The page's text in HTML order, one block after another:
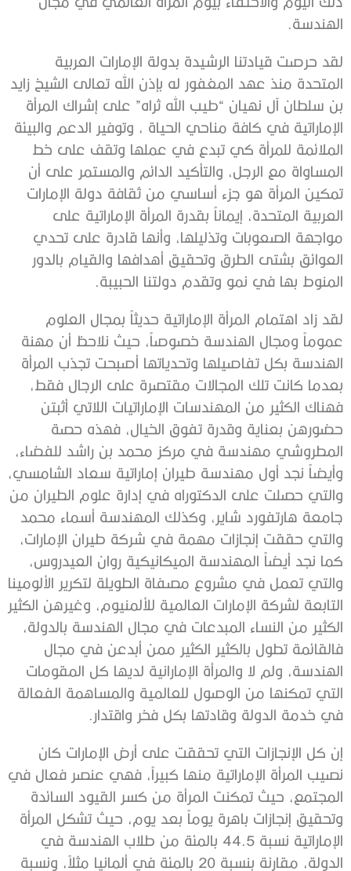
الهندسة.
لقد حرصت قيادتنا الرشيدة بدولة الإمارات العربية
المتحدة منذ عهد المغفور له بإذن الله تعالى الشيخ زايد
بن سلطان آل نهيان “طيب الله ثراه” على إشراك المرأة
الإماراتية في كافة مناحي الحياة ، وتوفير الدعم والبيئة
الملائمة للمرأة كي تبدع في عملها وتقف على خط
المساواة مع الرجل، والتأكيد الدائم والمستمر على أن
تمكين المرأة هو جزء أساسي من ثقافة دولة الإمارات
العربية المتحدة، إيماناً بقدرة المرأة الإماراتية على
مواجهة الصعوبات وتذليلها، وأنها قادرة على تحدي
العوائق بشتى الطرق وتحقيق أهدافها والقيام بالدور
المنوط بها في نمو وتقدم دولتنا الحبيبة.
لقد زاد اهتمام المرأة الإماراتية حديثاً بمجال العلوم
عموماً ومجال الهندسة خصوصاً، حيث نلاحظ أن مهنة
الهندسة بكل تفاصيلها وتحدياتها أصبحت تجذب المرأة
بعدما كانت تلك المجالات مقتصرة على الرجال فقط،
فهناك الكثير من المهندسات الإماراتيات اللاتي أثبتن
حضورهن بعناية وقدرة تفوق الخيال، فهذه حصة
المطروشي مهندسة في مركز محمد بن راشد للفضاء،
وأيضاً نجد أول مهندسة طيران إماراتية سعاد الشامسي،
والتي حصلت على الدكتوراه في إدارة علوم الطيران من
جامعة هارتفورد شاير، وكذلك المهندسة أسماء محمد
والتي حققت إنجازات مهمة في شركة طيران الإمارات،
كما نجد أيضاً المهندسة الميكانيكية روان العيدروس،
والتي تعمل في مشروع مصفاة الطويلة لتكرير الألومينا
التابعة لشركة الإمارات العالمية للألمنيوم، وغيرهن الكثير
الكثير من النساء المبدعات في مجال الهندسة بالدولة،
فالقائمة تطول بالكثير الكثير ممن أبدعن في مجال
الهندسة، ولم لا والمرأة الإمارانية لديها كل المقومات
التي تمكنها من الوصول للعالمية والمساهمة الفعالة
في خدمة الدولة وقادتها بكل فخر واقتدار.
إن كل الإنجازات التي تحققت على أرض الإمارات كان
نصيب المرأة الإماراتية منها كبيراً، فهي عنصر فعال في
المجتمع، حيث تمكنت المرأة من كسر القيود السائدة
وتحقيق إنجازات باهرة يوماً بعد يوم، حيث تشكل المرأة
الإماراتية نسبة 44.5 بالمئة من طلاب الهندسة في
الدولة، مقارنة بنسبة 20 بالمئة في ألمانيا مثلاً، ونسبة